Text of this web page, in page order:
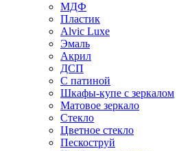
МДФ
Пластик
Alvic Luxe
Эмаль
Акрил
ДСП
С патиной
Шкафы-купе с зеркалом
Матовое зеркало
Стекло
Цветное стекло
Пескоструй